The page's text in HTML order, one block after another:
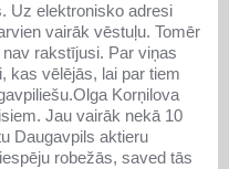
Uz elektronisko adresi
vairāk vēstuļu. Tomēr
rakstījusi. Par viņas
kas vēlējās, lai par tiem
Korņilova
Jau vairāk nekā 10
Daugavpils aktieru
robežās, saved tās